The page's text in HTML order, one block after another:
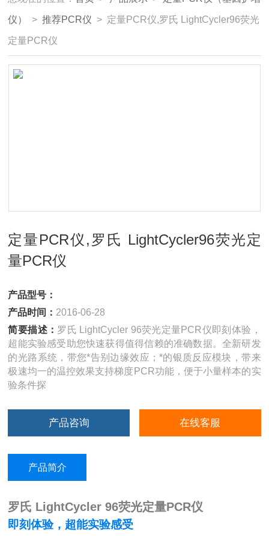
仪） >推荐PCR仪 > 定量PCR仪,罗氏 LightCycler96荧光
定量PCR仪
定量PCR仪,罗氏 LightCycler96荧光定
量PCR仪
产品型号：
产品时间： 2016-06-28
简要描述： 罗氏 LightCycler 96荧光定量PCR仪即刻体验，
超能实验感受助您快速获得值得信赖的准确数据。全新研发
的光路系统，带您*告别边缘效应；*的银质反应模块，带来
极速均一的温控效果支持梯度PCR功能，便于小量样本的实
验条件探
产品咨询 在线客服
产品简介
罗氏 LightCycler 96荧光定量PCR仪
即刻体验，超能实验感受